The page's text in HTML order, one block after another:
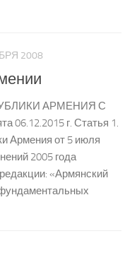
2008
АРМЕНИЯ С
г. Статья 1.
Армения от 5 июля
2005 года
«Армянский